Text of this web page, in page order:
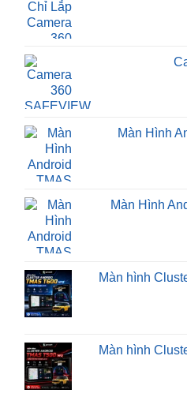
Màn Hình
Màn Hình
Màn hình
Màn hình
Đèn